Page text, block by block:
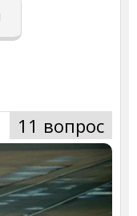
11 вопрос